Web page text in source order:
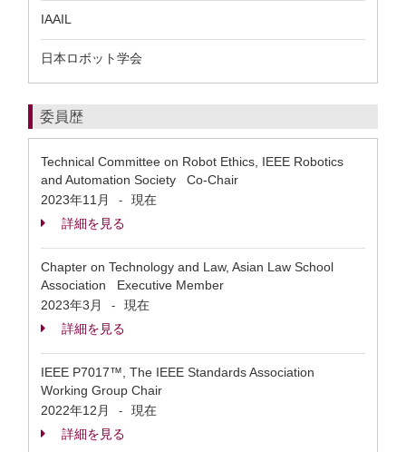
IAAIL
日本ロボット学会
委員歴
Technical Committee on Robot Ethics, IEEE Robotics
and Automation Society Co-Chair
2023年11月
-
現在
詳細を見る
Chapter on Technology and Law, Asian Law School
Association Executive Member
2023年3月
-
現在
詳細を見る
IEEE P7017™, The IEEE Standards Association
Working Group Chair
2022年12月
-
現在
詳細を見る